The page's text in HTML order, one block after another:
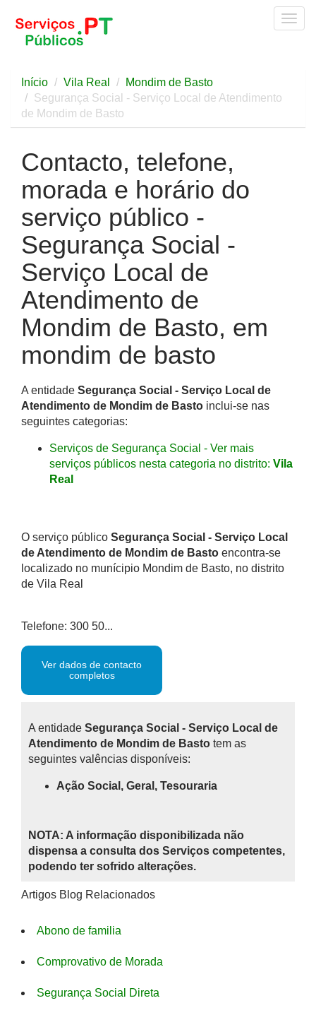
Início Vila Real
Mondim de Basto
Segurança Social - Serviço Local de Atendimento
de Mondim de Basto
Contacto, telefone,
morada e horário do
serviço público -
Segurança Social -
Serviço Local de
Atendimento de
Mondim de Basto, em
mondim de basto
A entidade Segurança Social - Serviço Local de
Atendimento de Mondim de Basto inclui-se nas
seguintes categorias:
Serviços de Segurança Social - Ver mais
serviços públicos nesta categoria no distrito: Vila
Real
O serviço público Segurança Social - Serviço Local
de Atendimento de Mondim de Basto encontra-se
localizado no munícipio Mondim de Basto, no distrito
de Vila Real
Telefone: 300 50...
Ver dados de contacto
completos
A entidade Segurança Social - Serviço Local de
Atendimento de Mondim de Basto tem as
seguintes valências disponíveis:
Ação Social, Geral, Tesouraria
NOTA: A informação disponibilizada não
dispensa a consulta dos Serviços competentes,
podendo ter sofrido alterações.
Artigos Blog Relacionados
Abono de familia
Comprovativo de Morada
Segurança Social Direta